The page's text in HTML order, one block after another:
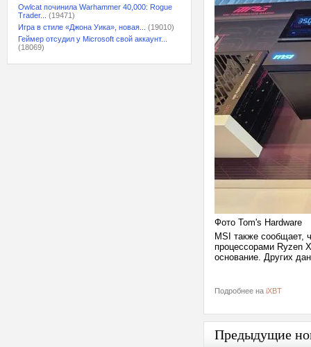
Owlcat починила Warhammer 40,000: Rogue
Trader...
(19471)
Игра в стиле «Джона Уика», новая...
(19010)
Геймер отсудил у Microsoft свой аккаунт...
(18069)
Фото Tom's Hardware
MSI также сообщает,
процессорами Ryzen
основание. Других
Подробнее на iXBT
Предыдущие